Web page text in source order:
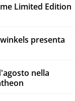
Limited Edition
presenta
nella